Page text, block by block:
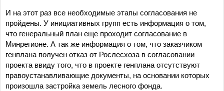
И на этот раз все необходимые этапы согласования не
пройдены. У инициативных групп есть информация о том,
что генеральный план еще проходит согласование в
Минрегионе. А так же информация о том, что заказчиком
генплана получен отказ от Рослесхоза в согласовании
проекта ввиду того, что в проекте генплана отсутствуют
правоустанавливающие документы, на основании которых
произошла застройка земель лесного фонда.